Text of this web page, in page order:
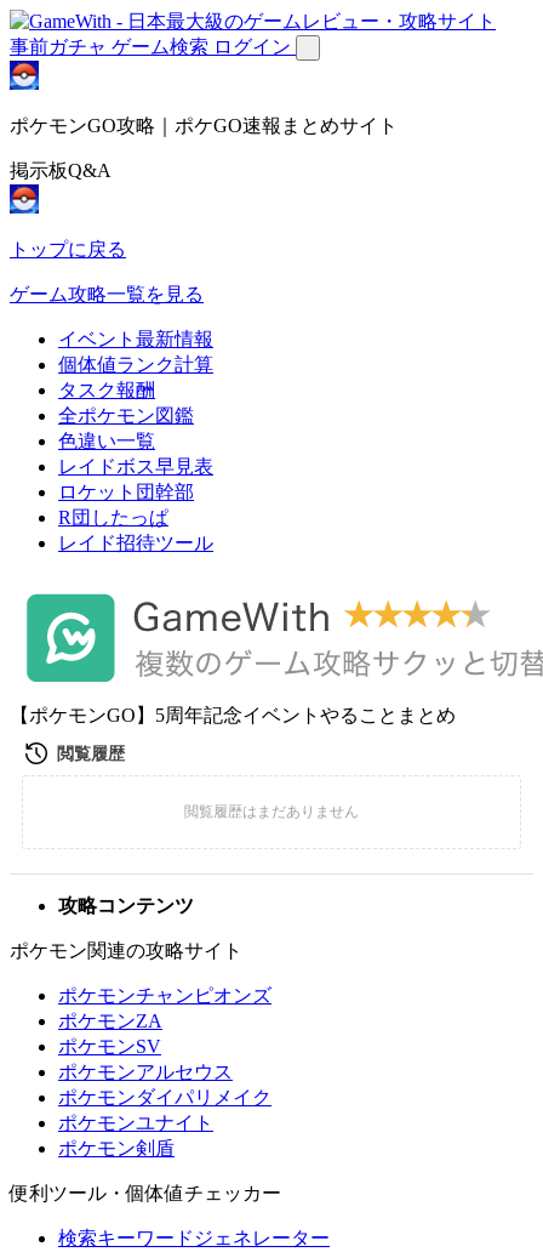
事前ガチャ ゲーム検索 ログイン
ポケモンGO攻略｜ポケGO速報まとめサイト
掲示板Q&A
トップに戻る
ゲーム攻略一覧を見る
イベント最新情報
個体値ランク計算
タスク報酬
全ポケモン図鑑
色違い一覧
レイドボス早見表
ロケット団幹部
R団したっぱ
レイド招待ツール
【ポケモンGO】5周年記念イベントやることまとめ
攻略コンテンツ
ポケモン関連の攻略サイト
ポケモンチャンピオンズ
ポケモンZA
ポケモンSV
ポケモンアルセウス
ポケモンダイパリメイク
ポケモンユナイト
ポケモン剣盾
便利ツール・個体値チェッカー
検索キーワードジェネレーター